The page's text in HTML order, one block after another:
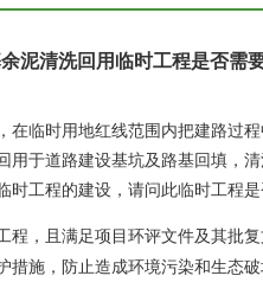
泥清洗回用临时工程是否需
在临时用地红线范围内把建路过
于道路建设基坑及路基回填，
工程的建设，请问此临时工程
，且满足项目环评文件及其批
措施，防止造成环境污染和生态